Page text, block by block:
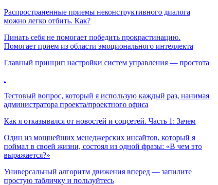
Распространенные приемы неконструктивного диалога
можно легко отбить. Как?
Пинать себя не помогает победить прокрастинацию.
Помогает прием из области эмоционального интеллекта
Главный принцип настройки систем управления — простота
.
Тестовый вопрос, который я использую каждый раз, нанимая
администратора проекта/проектного офиса
Как я отказывался от новостей и соцсетей. Часть 1: Зачем
Один из мощнейших менеджерских инсайтов, который я
поймал в своей жизни, состоял из одной фразы: «В чем это
выражается?»
Универсальный алгоритм движения вперед — запилите
простую табличку и пользуйтесь